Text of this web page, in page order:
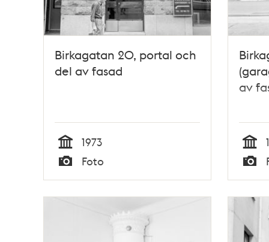
Birkagatan 20, portal och
del av fasad
Tid
1973
Typ
Foto
av
Tid
Typ